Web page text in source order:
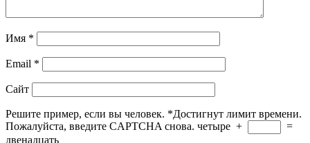
Имя *
Email *
Сайт
Решите пример, если вы человек. *Достигнут лимит времени.
Пожалуйста, введите CAPTCHA снова. четыре +
=
двенадцать